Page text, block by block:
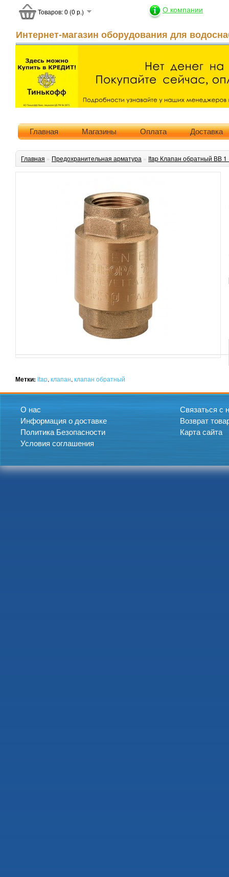
О компании
Интернет-магазин оборудования для
Товаров: 0 (0 р.)
Главная Магазины Оплата Доставка
Главная » Предохранительная арматура » Itap Клапан обратный ВВ
Метки: Itap, клапан, клапан обратный
О нас
Информация о доставке
Политика Безопасности
Условия соглашения
Связаться с
Возврат
Карта сайта